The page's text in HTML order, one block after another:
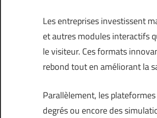
Les entreprises investissent
et autres modules interactifs
le visiteur. Ces formats
rebond tout en améliorant la
Parallèlement, les
degrés ou encore des